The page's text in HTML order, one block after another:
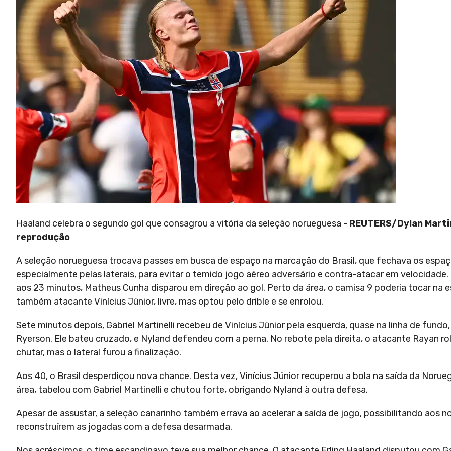
Haaland celebra o segundo gol que consagrou a vitória da seleção norueguesa - REUTERS/Dylan
reprodução
A seleção norueguesa trocava passes em busca de espaço na marcação do Brasil, que fechava os
especialmente pelas laterais, para evitar o temido jogo aéreo adversário e contra-atacar em velocidade.
aos 23 minutos, Matheus Cunha disparou em direção ao gol. Perto da área, o camisa 9 poderia tocar na
também atacante Vinícius Júnior, livre, mas optou pelo drible e se enrolou.
Sete minutos depois, Gabriel Martinelli recebeu de Vinícius Júnior pela esquerda, quase na linha de
Ryerson. Ele bateu cruzado, e Nyland defendeu com a perna. No rebote pela direita, o atacante Rayan
chutar, mas o lateral furou a finalização.
Aos 40, o Brasil desperdiçou nova chance. Desta vez, Vinícius Júnior recuperou a bola na saída da
área, tabelou com Gabriel Martinelli e chutou forte, obrigando Nyland à outra defesa.
Apesar de assustar, a seleção canarinho também errava ao acelerar a saída de jogo, possibilitando aos
reconstruírem as jogadas com a defesa desarmada.